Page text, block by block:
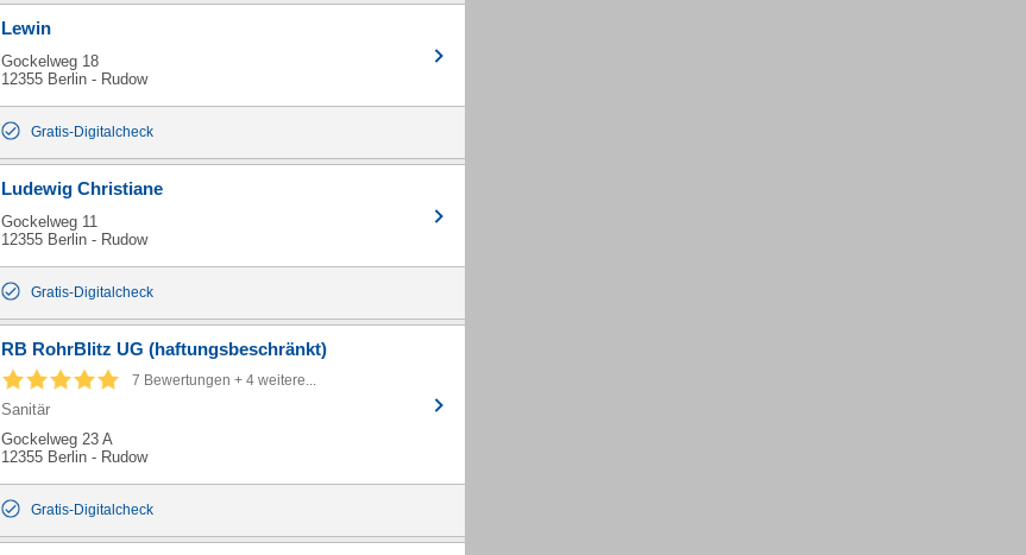
Lewin
Gockelweg 18
12355 Berlin - Rudow
Gratis-Digitalcheck
Ludewig Christiane
Gockelweg 11
12355 Berlin - Rudow
Gratis-Digitalcheck
RB RohrBlitz UG (haftungsbeschränkt)
7 Bewertungen + 4 weitere...
Sanitär
Gockelweg 23 A
12355 Berlin - Rudow
Gratis-Digitalcheck